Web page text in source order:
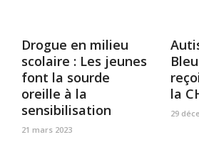
Drogue en milieu
scolaire : Les jeunes
font la sourde
oreille à la
sensibilisation
21 mars 2023
la
29